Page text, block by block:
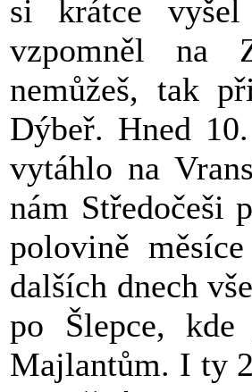
si krátce
vzpomněl na
nemůžeš, tak
Dýbeř. Hned
vytáhlo na
nám Středočeši
polovině
dalších dnech
po Šlepce,
Majlantům. I ty